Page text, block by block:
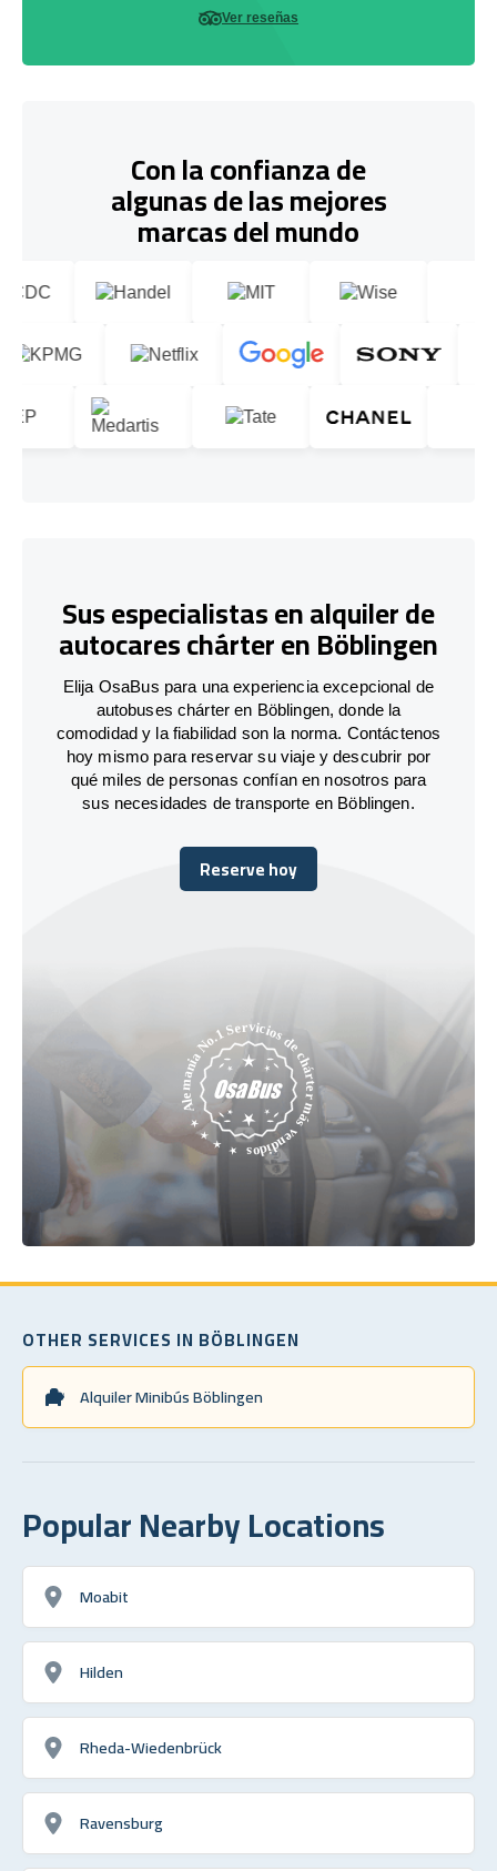
Ver reseñas
Con la confianza de
algunas de las mejores
marcas del mundo
Sus especialistas en alquiler de
autocares chárter en Böblingen
Elija OsaBus para una experiencia excepcional de
autobuses chárter en Böblingen, donde la
comodidad y la fiabilidad son la norma. Contáctenos
hoy mismo para reservar su viaje y descubrir por
qué miles de personas confían en nosotros para
sus necesidades de transporte en Böblingen.
Reserve hoy
Reserve hoy
OTHER SERVICES IN BÖBLINGEN
Alquiler Minibús Böblingen
Popular Nearby Locations
Moabit
Hilden
Rheda-Wiedenbrück
Ravensburg